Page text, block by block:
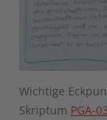
Wichtige
Skriptum PGA-